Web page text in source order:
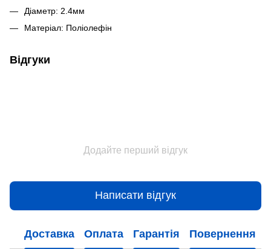
Діаметр: 2.4мм
Матеріал: Поліолефін
Відгуки
Додайте перший відгук
Написати відгук
Доставка Оплата Гарантія Повернення